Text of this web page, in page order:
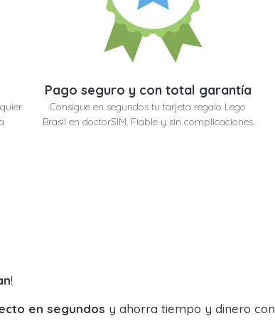
Pago seguro y con total garantía
Consigue en segundos tu tarjeta regalo Lego
Brasil en doctorSIM. Fiable y sin complicaciones
!
en segundos y ahorra tiempo y dinero con